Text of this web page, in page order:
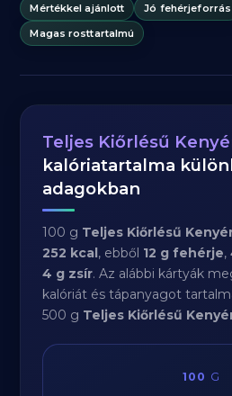
Mértékkel ajánlott Jó fehérjeforrás
Magas rosttartalmú
Teljes Kiőrlésű
kalóriatartalma
adagokban
100 g Teljes Kiőrlésű
252 kcal, ebből 12 g fehérje,
4 g zsír. Az alábbi kártyák
kalóriát és tápanyagot
500 g Teljes Kiőrlésű
100 G